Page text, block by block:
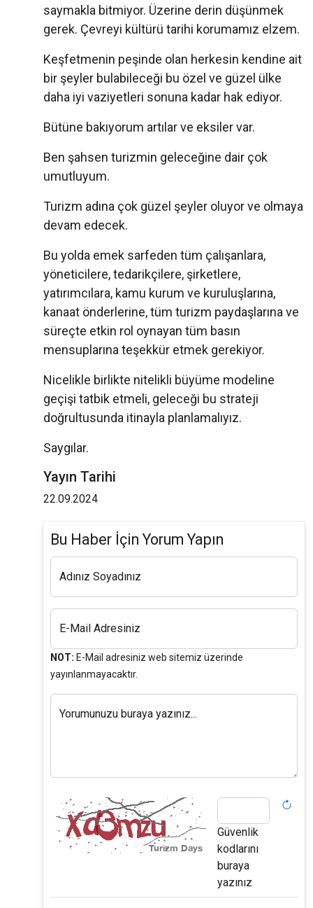
saymakla bitmiyor. Üzerine derin düşünmek
gerek. Çevreyi kültürü tarihi korumamız elzem.
Keşfetmenin peşinde olan herkesin kendine ait
bir şeyler bulabileceği bu özel ve güzel ülke
daha iyi vaziyetleri sonuna kadar hak ediyor.
Bütüne bakıyorum artılar ve eksiler var.
Ben şahsen turizmin geleceğine dair çok
umutluyum.
Turizm adına çok güzel şeyler oluyor ve olmaya
devam edecek.
Bu yolda emek sarfeden tüm çalışanlara,
yöneticilere, tedarikçilere, şirketlere,
yatırımcılara, kamu kurum ve kuruluşlarına,
kanaat önderlerine, tüm turizm paydaşlarına ve
süreçte etkin rol oynayan tüm basın
mensuplarına teşekkür etmek gerekiyor.
Nicelikle birlikte nitelikli büyüme modeline
geçişi tatbik etmeli, geleceği bu strateji
doğrultusunda itinayla planlamalıyız.
Saygılar.
Yayın Tarihi
22.09.2024
Bu Haber İçin Yorum Yapın
Adınız Soyadınız
E-Mail Adresiniz
NOT: E-Mail adresiniz web sitemiz üzerinde
yayınlanmayacaktır.
Yorumunuzu buraya yazınız...
Güvenlik
kodlarını
buraya
yazınız